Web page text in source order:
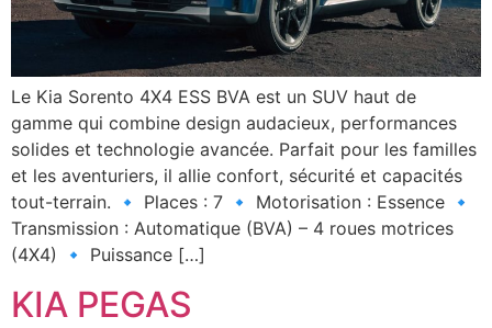
Le Kia Sorento 4X4 ESS BVA est un SUV haut de
gamme qui combine design audacieux, performances
solides et technologie avancée. Parfait pour les familles
et les aventuriers, il allie confort, sécurité et capacités
tout-terrain. 🔹 Places : 7 🔹 Motorisation : Essence 🔹
Transmission : Automatique (BVA) – 4 roues motrices
(4X4) 🔹 Puissance […]
KIA PEGAS